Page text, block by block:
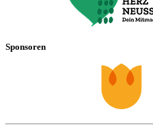
Sponsoren